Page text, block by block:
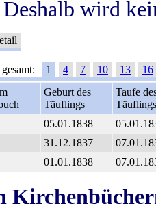
wird
1 4 7 10 13
16
Geburt des
Täuflings
Taufe
Täuflings
05.01.1838
31.12.1837
01.01.1838